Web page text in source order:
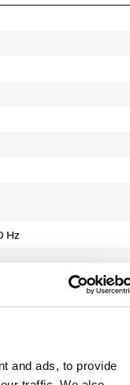
and ads, to provide
Hz